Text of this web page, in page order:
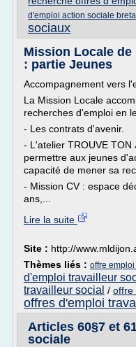
d'emploi action sociale
sociaux
Mission Locale
: partie Jeunes
Accompagnement vers
La Mission Locale
recherches d'emploi en
- Les contrats d'avenir.
- L'atelier TROUVE
permettre aux jeunes
capacité de mener sa
- Mission CV : espace
ans,...
Lire la suite
Site : http://
Thèmes liés : offre
d'emploi travailleur
travailleur social / offre
offres d'emploi
Articles 60§7 et
sociale